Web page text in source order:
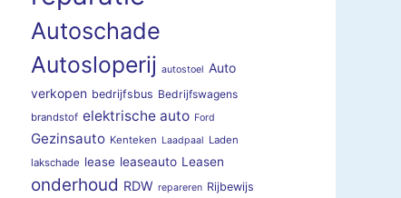
Autoschade
Autosloperij autostoel Auto
verkopen bedrijfsbus Bedrijfswagens
brandstof elektrische auto Ford
Gezinsauto Kenteken Laadpaal Laden
lakschade lease leaseauto Leasen
onderhoud RDW repareren Rijbewijs